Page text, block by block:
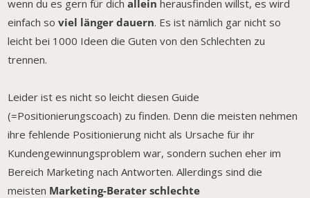
wenn du es gern für dich allein herausfinden willst, es wird
einfach so viel länger dauern. Es ist nämlich gar nicht so
leicht bei 1000 Ideen die Guten von den Schlechten zu
trennen.
Leider ist es nicht so leicht diesen Guide
(=Positionierungscoach) zu finden. Denn die meisten nehmen
ihre fehlende Positionierung nicht als Ursache für ihr
Kundengewinnungsproblem war, sondern suchen eher im
Bereich Marketing nach Antworten. Allerdings sind die
meisten Marketing-Berater schlechte